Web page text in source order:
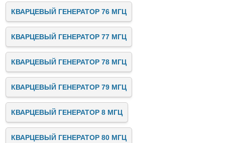
КВАРЦЕВЫЙ ГЕНЕРАТОР 76 МГЦ
КВАРЦЕВЫЙ ГЕНЕРАТОР 77 МГЦ
КВАРЦЕВЫЙ ГЕНЕРАТОР 78 МГЦ
КВАРЦЕВЫЙ ГЕНЕРАТОР 79 МГЦ
КВАРЦЕВЫЙ ГЕНЕРАТОР 8 МГЦ
КВАРЦЕВЫЙ ГЕНЕРАТОР 80 МГЦ